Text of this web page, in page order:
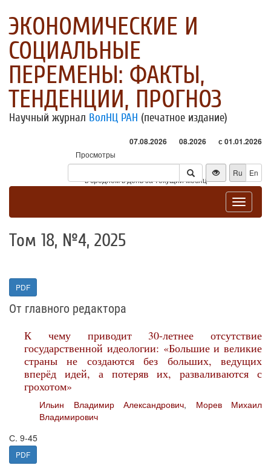
ЭКОНОМИЧЕСКИЕ И
СОЦИАЛЬНЫЕ
ПЕРЕМЕНЫ: ФАКТЫ,
ТЕНДЕНЦИИ, ПРОГНОЗ
Научный журнал ВолНЦ РАН (печатное издание)
07.08.2026 08.2026 с 01.01.2026
Просмотры
Посетители
* - в среднем в день за текущий месяц
Ru En
Toggle
Том 18, №4, 2025
PDF
От главного редактора
К чему приводит 30-летнее отсутствие
государственной идеологии: «Большие и великие
страны не создаются без больших, ведущих
вперёд идей, а потеряв их, разваливаются с
грохотом»
Ильин Владимир Александрович, Морев Михаил
Владимирович
С. 9-45
PDF